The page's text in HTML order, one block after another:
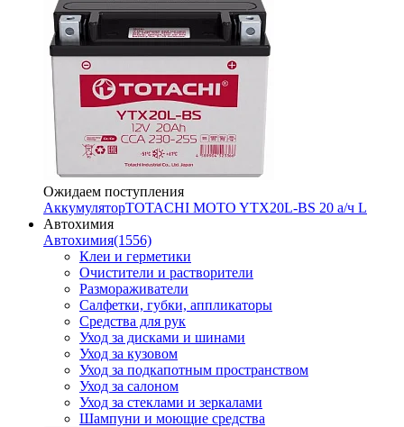
Ожидаем поступления
АккумуляторTOTACHI MOTO YTX20L-BS 20 а/ч L
Автохимия
Автохимия(1556)
Клеи и герметики
Очистители и растворители
Размораживатели
Салфетки, губки, аппликаторы
Средства для рук
Уход за дисками и шинами
Уход за кузовом
Уход за подкапотным пространством
Уход за салоном
Уход за стеклами и зеркалами
Шампуни и моющие средства